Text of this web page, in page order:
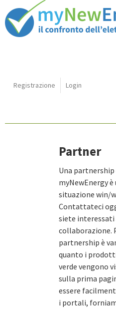
Registrazione Login
Contenuto:Partner
Una partnership
myNewEnergy è
situazione win/
Contattateci
siete interessati
collaborazione.
partnership è
quanto i
verde vengono
sulla prima
essere
i portali,